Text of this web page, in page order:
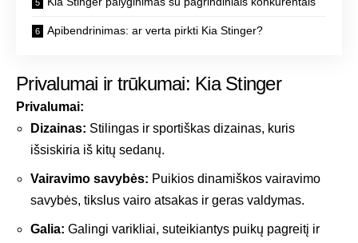
Apibendrinimas: ar verta pirkti Kia Stinger?
Privalumai ir trūkumai: Kia Stinger
Privalumai:
Dizainas: Stilingas ir sportiškas dizainas, kuris
išsiskiria iš kitų sedanų.
Vairavimo savybės: Puikios dinamiškos vairavimo
savybės, tikslus vairo atsakas ir geras valdymas.
Galia: Galingi varikliai, suteikiantys puikų pagreitį ir